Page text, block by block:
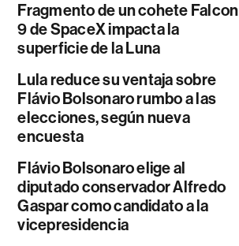
Fragmento de un cohete Falcon
9 de SpaceX impacta la
superficie de la Luna
Lula reduce su ventaja sobre
Flávio Bolsonaro rumbo a las
elecciones, según nueva
encuesta
Flávio Bolsonaro elige al
diputado conservador Alfredo
Gaspar como candidato a la
vicepresidencia